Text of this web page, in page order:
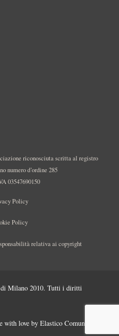
riconosciuta scritta al registro
numero d’ordine 285
03547690150
Policy
Policy
relativa ai copyright
Milano 2010. Tutti i diritti
with love by Elastico Comunicazione